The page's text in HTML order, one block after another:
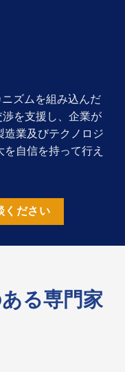
ズムを組み込んだ
を支援し、企業が
業及びテクノロジ
自信を持って行え
ください
る専門家